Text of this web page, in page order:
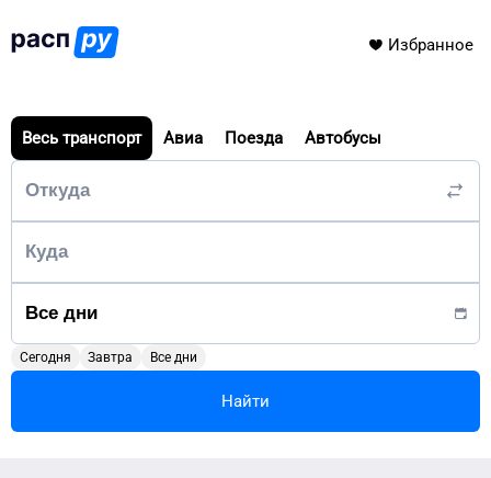
Избранное
Весь транспорт Авиа Поезда Автобусы
Сегодня Завтра Все дни
Найти